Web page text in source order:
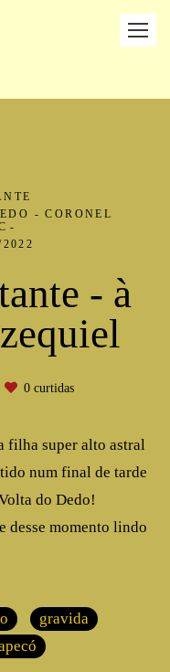
- CORONEL
- à
0 curtidas
filha super alto astral
num final de tarde
do Dedo!
desse momento lindo
gravida